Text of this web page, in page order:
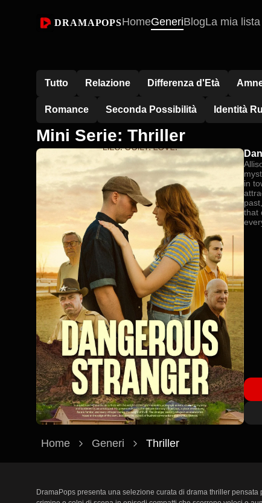
DRAMAPOPSHomeGeneriBlogLa mia lista
Tutto Relazione Differenza d'Età
Romance Seconda Possibilità Identità
Mini Serie: Thriller
in
that
Home Generi Thriller
DramaPops presenta una selezione curata di drama thriller